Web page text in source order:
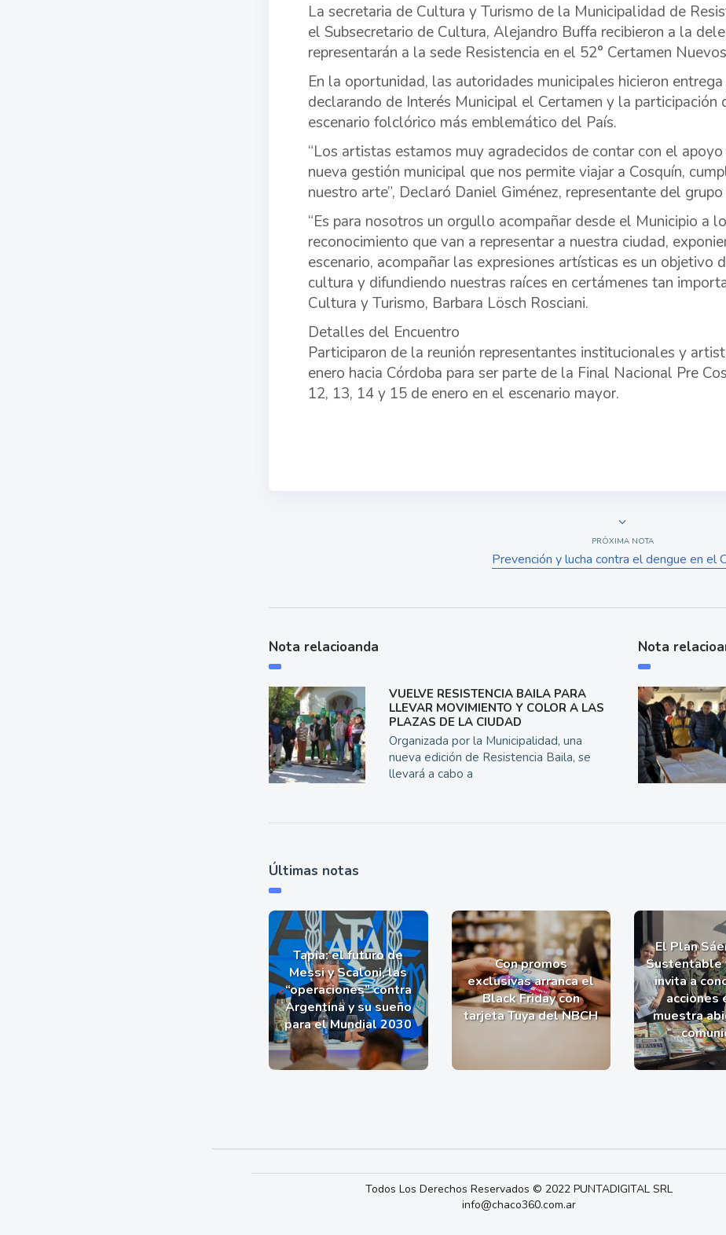
La secretaria de Cultura y Turismo de la Municipalidad de
el Subsecretario de Cultura, Alejandro Buffa recibieron a la
representarán a la sede Resistencia en el 52° Certamen
En la oportunidad, las autoridades municipales hicieron
declarando de Interés Municipal el Certamen y la
escenario folclórico más emblemático del País.
“Los artistas estamos muy agradecidos de contar con el
nueva gestión municipal que nos permite viajar a Cosquín,
nuestro arte”, Declaró Daniel Giménez, representante del
“Es para nosotros un orgullo acompañar desde el Municipio a
reconocimiento que van a representar a nuestra ciudad,
escenario, acompañar las expresiones artísticas es un objetivo
cultura y difundiendo nuestras raíces en certámenes tan
Cultura y Turismo, Barbara Lösch Rosciani.
Detalles del Encuentro
Participaron de la reunión representantes institucionales y
enero hacia Córdoba para ser parte de la Final Nacional Pre
12, 13, 14 y 15 de enero en el escenario mayor.
PRÓXIMA NOTA
Prevención y lucha contra el dengue en el
Nota relacioanda
VUELVE RESISTENCIA BAILA PARA
LLEVAR MOVIMIENTO Y COLOR A LAS
PLAZAS DE LA CIUDAD
Organizada por la Municipalidad, una
nueva edición de Resistencia Baila, se
llevará a cabo a
Nota
Últimas notas
Tapia: el futuro de
Messi y Scaloni, las
“operaciones” contra
Argentina y su sueño
para el Mundial 2030
Con promos
exclusivas arranca el
Black Friday con
tarjeta Tuya del NBCH
El Plan
Sustentable
invita a
acciones
muestra
Todos Los Derechos Reservados © 2022 PUNTADIGITAL SRL
info@chaco360.com.ar